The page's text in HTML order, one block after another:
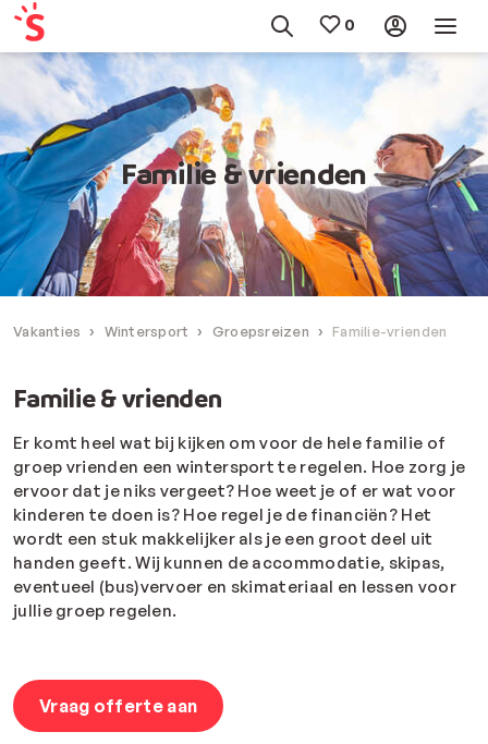
Familie & vrienden
Vakanties Wintersport Groepsreizen Familie-vrienden
Familie & vrienden
Er komt heel wat bij kijken om voor de hele familie of
groep vrienden een wintersport te regelen. Hoe zorg je
ervoor dat je niks vergeet? Hoe weet je of er wat voor
kinderen te doen is? Hoe regel je de financiën? Het
wordt een stuk makkelijker als je een groot deel uit
handen geeft. Wij kunnen de accommodatie, skipas,
eventueel (bus)vervoer en skimateriaal en lessen voor
jullie groep regelen.
Vraag offerte aan